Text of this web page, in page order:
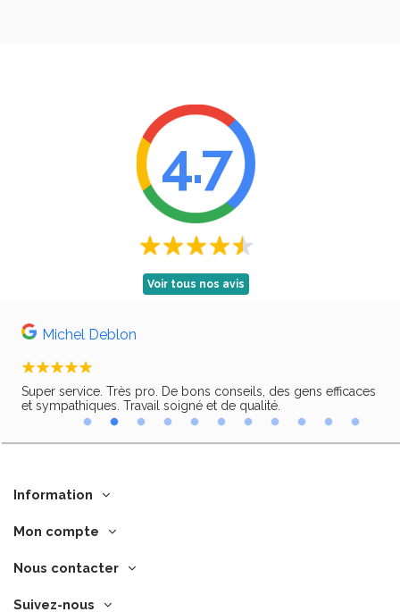
4.7
Voir tous nos avis
Michel Deblon
Super service. Très pro. De bons conseils, des gens efficaces
et sympathiques. Travail soigné et de qualité.
Information
Mon compte
Nous contacter
Suivez-nous